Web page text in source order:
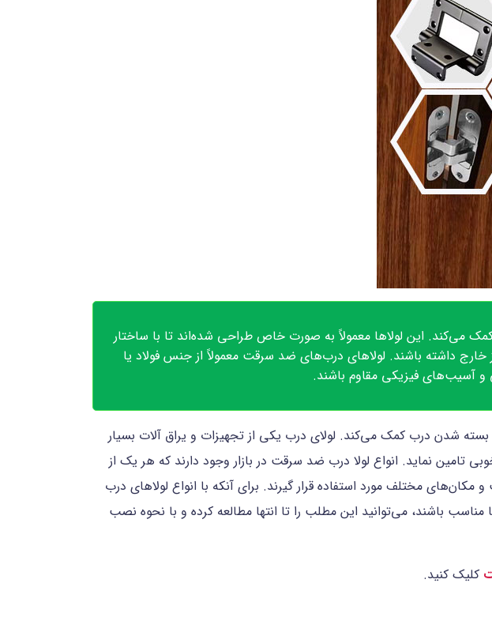
می‌کند. این لولاها معمولاً به صورت خاص طراحی شده‌اند تا با ساختار
داشته باشند. لولاهای درب‌های ضد سرقت معمولاً از جنس فولاد یا
و آسیب‌های فیزیکی مقاوم باشند.
شدن درب کمک می‌کند. لولای درب یکی از تجهیزات و یراق آلات بسیار
تامین نماید. انواع لولا درب ضد سرقت در بازار وجود دارند که هر یک از
مختلف مورد استفاده قرار گیرند. برای آنکه با انواع لولاهای درب
باشند، می‌توانید این مطلب را تا انتها مطالعه کرده و با نحوه نصب
کلیک کنید.